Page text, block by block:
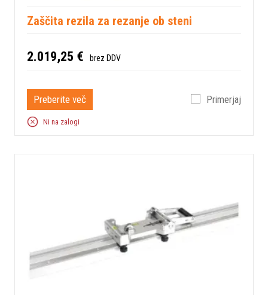
Zaščita rezila za rezanje ob steni
2.019,25 € brez DDV
Preberite več Primerjaj
Ni na zalogi